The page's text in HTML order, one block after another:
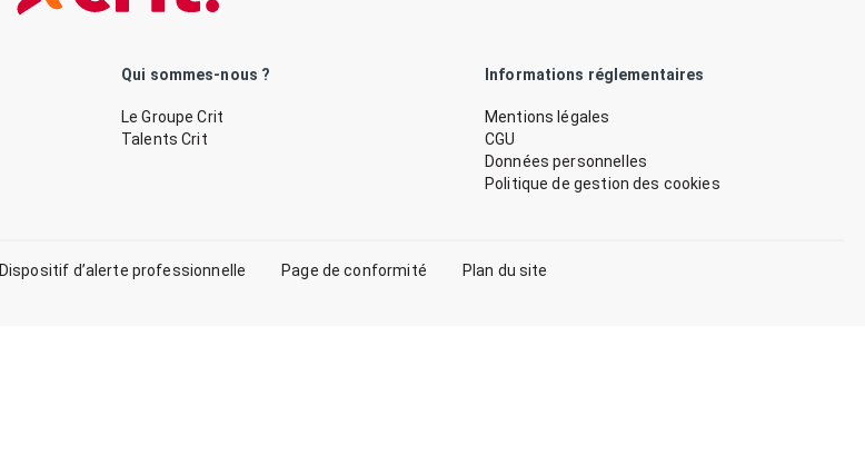
Qui sommes-nous ?
Le Groupe Crit
Talents Crit
Informations réglementaires
Mentions légales
CGU
Données personnelles
Politique de gestion des cookies
Dispositif d’alerte professionnelle Page de conformité Plan du site